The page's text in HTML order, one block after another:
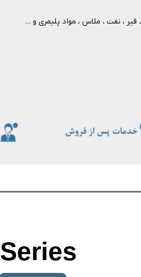
قیر ، نفت ، ملاس ، مواد پلیمری و …​​​​​​​
Series